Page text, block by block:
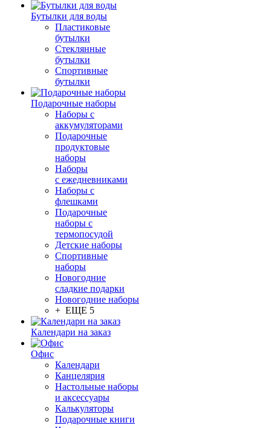
Бутылки для воды
Пластиковые
бутылки
Стеклянные
бутылки
Спортивные
бутылки
Подарочные наборы
Наборы с
аккумуляторами
Подарочные
продуктовые
наборы
Наборы
с ежедневниками
Наборы с
флешками
Подарочные
наборы с
термопосудой
Детские наборы
Спортивные
наборы
Новогодние
сладкие подарки
Новогодние наборы
+ ЕЩЕ 5
Календари на заказ
Офис
Календари
Канцелярия
Настольные наборы
и аксессуары
Калькуляторы
Подарочные книги